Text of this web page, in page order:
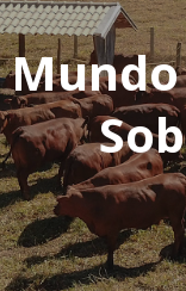
Mundo